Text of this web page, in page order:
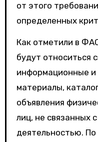
от этого
определенных
Как отметили в
будут относиться
информационные и
материалы,
объявления
лиц, не связанных
деятельностью.